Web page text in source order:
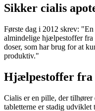
Sikker cialis
Første dag i 2012 skrev:
almindelige hjælpestoffer fra
doser, som har brug for at
produktiv."
Hjælpestoffer fra
Cialis er en pille, der
tabletterne er stadig